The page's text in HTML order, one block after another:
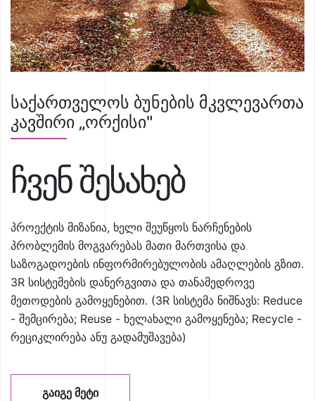
საქართველოს ბუნების მკვლევართა
კავშირი „ორქისი"
ჩვენ შესახებ
პროექტის მიზანია, ხელი შეუწყოს ნარჩენების
პრობლემის მოგვარებას მათი მართვისა და
საზოგადოების ინფორმირებულობის ამაღლების გზით.
3R სისტემების დანერგვითა და თანამედროვე
მეთოდების გამოყენებით. (3R სისტემა ნიშნავს: Reduce
- შემცირება; Reuse - ხელახალი გამოყენება; Recycle -
რეციკლირება ანუ გადამუშავება)
ᲒᲐᲘᲒᲔ ᲛᲔᲢᲘ